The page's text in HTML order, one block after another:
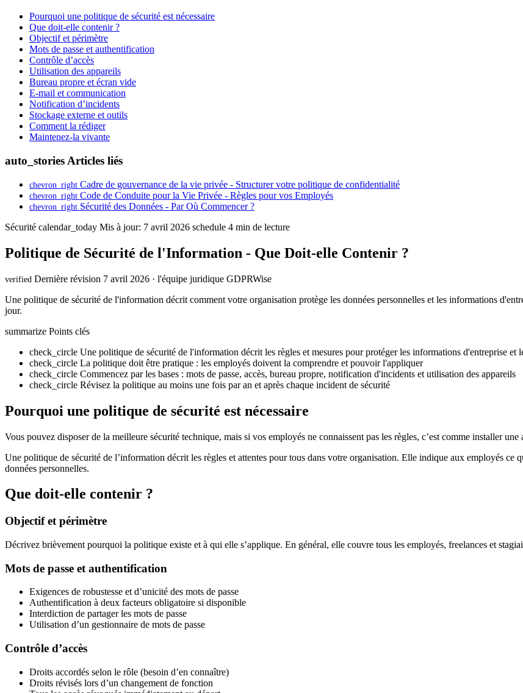
Pourquoi une politique de sécurité est nécessaire
Que doit-elle contenir ?
Objectif et périmètre
Mots de passe et authentification
Contrôle d’accès
Utilisation des appareils
Bureau propre et écran vide
E-mail et communication
Notification d’incidents
Stockage externe et outils
Comment la rédiger
Maintenez-la vivante
auto_stories Articles liés
chevron_right Cadre de gouvernance de la vie privée - Structurer votre politique de confidentialité
chevron_right Code de Conduite pour la Vie Privée - Règles pour vos Employés
chevron_right Sécurité des Données - Par Où Commencer ?
Sécurité calendar_today Mis à jour: 7 avril 2026 schedule 4 min de lecture
Politique de Sécurité de l'Information - Que Doit-elle Contenir ?
verified Dernière révision 7 avril 2026 · l'équipe juridique GDPRWise
Une politique de sécurité de l'information décrit comment votre organisation protège les données personnelles et les informations
jour.
summarize Points clés
check_circle Une politique de sécurité de l'information décrit les règles et mesures pour protéger les informations d'entreprise et
check_circle La politique doit être pratique : les employés doivent la comprendre et pouvoir l'appliquer
check_circle Commencez par les bases : mots de passe, accès, bureau propre, notification d'incidents et utilisation des appareils
check_circle Révisez la politique au moins une fois par an et après chaque incident de sécurité
Pourquoi une politique de sécurité est nécessaire
Vous pouvez disposer de la meilleure sécurité technique, mais si vos employés ne connaissent pas les règles, c’est comme installer
Une politique de sécurité de l’information décrit les règles et attentes pour tous dans votre organisation. Elle indique aux employés ce
données personnelles.
Que doit-elle contenir ?
Objectif et périmètre
Décrivez brièvement pourquoi la politique existe et à qui elle s’applique. En général, elle couvre tous les employés, freelances et
Mots de passe et authentification
Exigences de robustesse et d’unicité des mots de passe
Authentification à deux facteurs obligatoire si disponible
Interdiction de partager les mots de passe
Utilisation d’un gestionnaire de mots de passe
Contrôle d’accès
Droits accordés selon le rôle (besoin d’en connaître)
Droits révisés lors d’un changement de fonction